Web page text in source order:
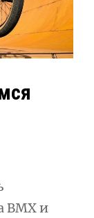
BMX и